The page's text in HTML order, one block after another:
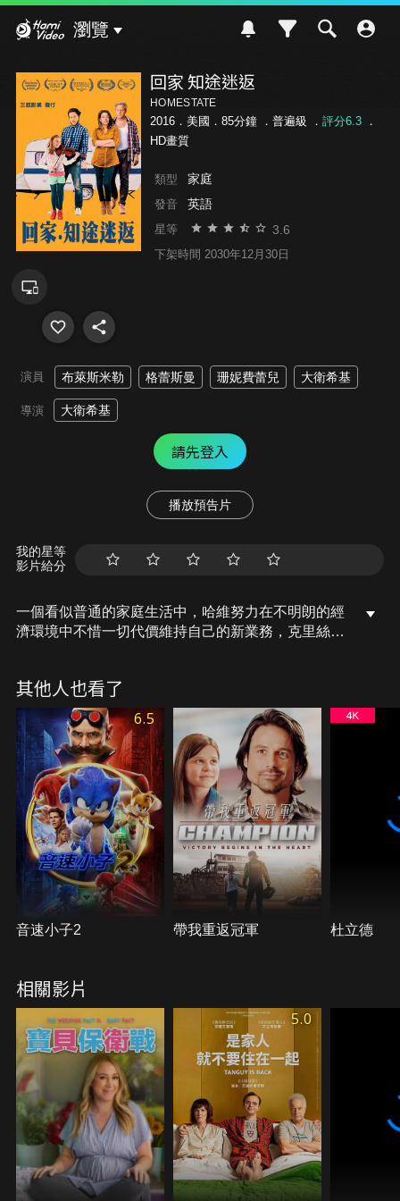
瀏覽
回家 知途迷返
HOMESTATE
2016．美國．85分鐘 ． 普遍級 ． 評分6.3．
HD畫質
類型 家庭
發音 英語
星等 3.6
下架時間 2030年12月30日
演員 布萊斯米勒 格蕾斯曼 珊妮費蕾兒 大衛希基
導演 大衛希基
請先登入
播放預告片
我的星等
影片給分
一個看似普通的家庭生活中，哈維努力在不明朗的經
濟環境中不惜一切代價維持自己的新業務，克里絲是
的引發了家庭一系列事件，這些事件暴露了潛在的問
題，這威脅到他姐姐家庭夫妻關係的基礎陷入混亂。
其他人也看了
6.5
音速小子2 帶我重返冠軍 杜立德
相關影片
5.0